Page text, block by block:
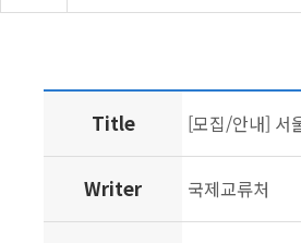
ABOUT US
APPLY
GLOBAL MOBILITY
STUDENT SERVICES
LANGUAGE EDUCATION
NOTICE
Title [모집/안내] 서
Writer 국제교류처